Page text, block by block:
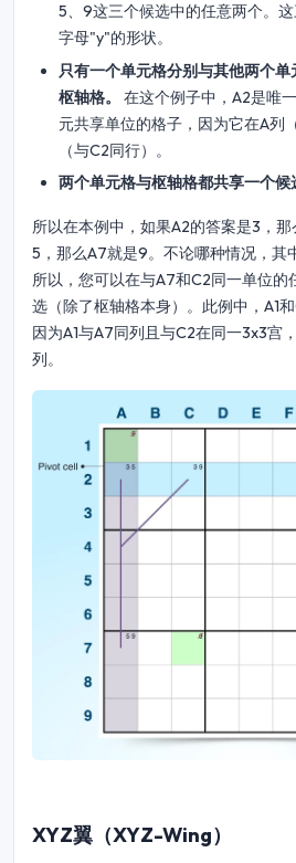
5、9这三个候选中的任意两个。
字母"y"的形状。
只有一个单元格分别与其他两个
枢轴格。
在这个例子中，A2是唯
元共享单位的格子，因为它在A列
（与C2同行）。
两个单元格与枢轴格都共享一个候
所以在本例中，如果A2的答案是3，
5，那么A7就是9。不论哪种情况，其
所以，您可以在与A7和C2同一单位
选（除了枢轴格本身）。此例中，A1
因为A1与A7同列且与C2在同一3x3宫
列。
XYZ翼（XYZ-Wing）